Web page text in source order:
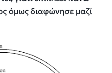
όμως διαφώνησε μαζί